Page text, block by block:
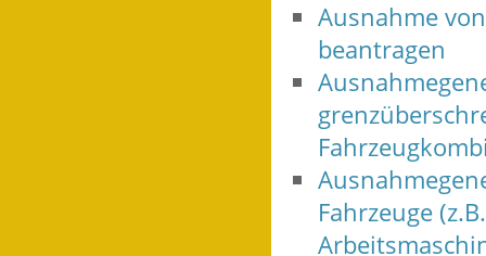
Ausnahme
beantragen
Fahrzeuge